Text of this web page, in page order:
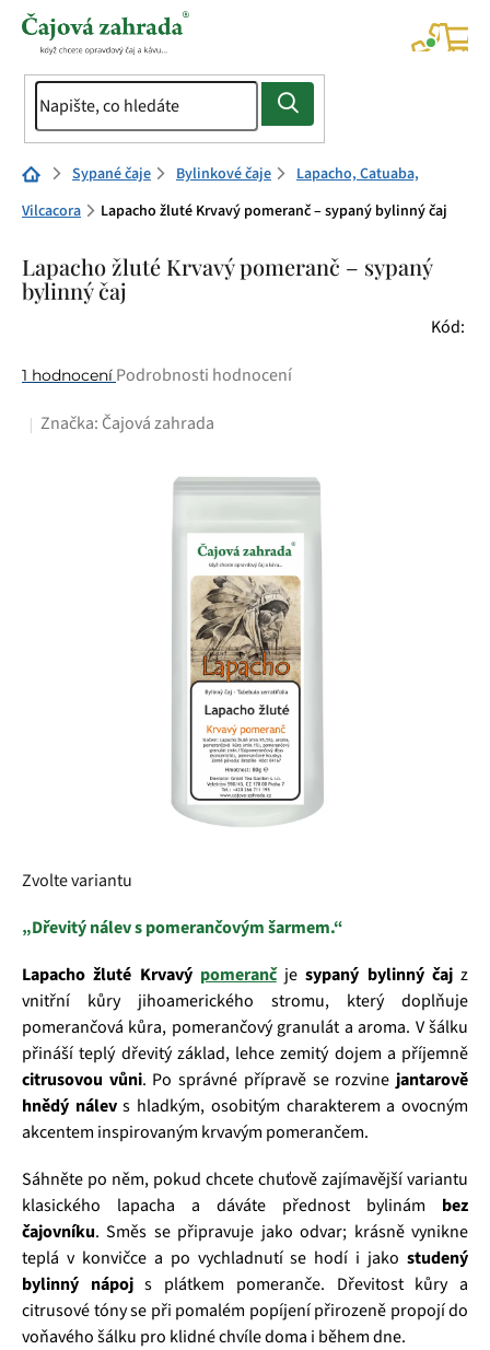
Přejít
Domů Sypané čaje Bylinkové čaje
Lapacho, Catuaba,
Vilcacora
Lapacho žluté Krvavý pomeranč – sypaný bylinný čaj
Lapacho žluté Krvavý pomeranč – sypaný
bylinný čaj
Kód:
Průměrné
produktu
1 hodnocení Podrobnosti hodnocení
Značka: Čajová zahrada
Zvolte variantu
„Dřevitý nálev s pomerančovým šarmem.“
Lapacho žluté Krvavý pomerančjesypaný bylinný čajz
vnitřní kůry jihoamerického stromu, který doplňuje
pomerančová kůra, pomerančový granulát a aroma. V šálku
přináší teplý dřevitý základ, lehce zemitý dojem a příjemně
citrusovou vůni. Po správné přípravě se rozvine jantarově
hnědý nálevs hladkým, osobitým charakterem a ovocným
akcentem inspirovaným krvavým pomerančem.
Sáhněte po něm, pokud chcete chuťově zajímavější variantu
klasického lapacha a dáváte přednost bylinám bez
čajovníku. Směs se připravuje jako odvar; krásně vynikne
teplá v konvičce a po vychladnutí se hodí i jako studený
bylinný nápojs plátkem pomeranče. Dřevitost kůry a
citrusové tóny se při pomalém popíjení přirozeně propojí do
voňavého šálku pro klidné chvíle doma i během dne.